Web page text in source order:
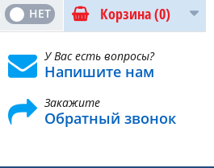
Корзина(0)
НЕТ
У Вас есть вопросы?
Напишите нам
Закажите
Обратный звонок